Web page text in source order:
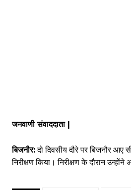
जनवाणी संवाददाता |
बिजनौर:दो दिवसीय दौरे पर बिजनौर
निरीक्षण किया। निरीक्षण के दौरान